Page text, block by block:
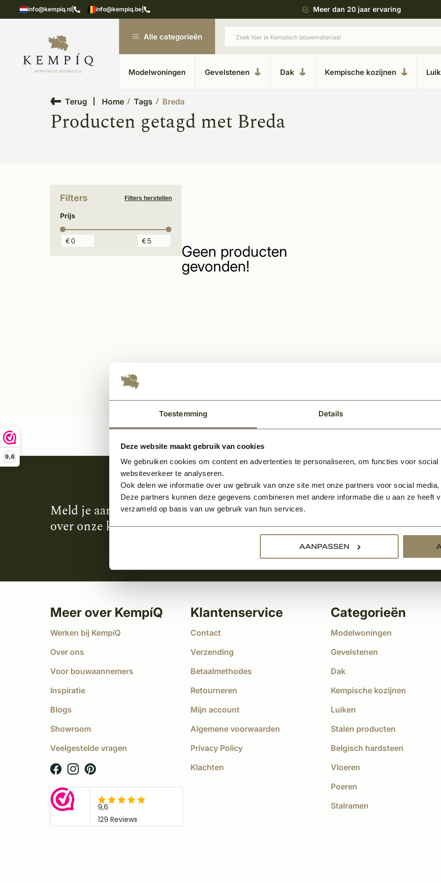
Toestemming Details
Deze website maakt gebruik van cookies
We gebruiken cookies om content en advertenties te personaliseren, om functies voor
websiteverkeer te analyseren.
Ook delen we informatie over uw gebruik van onze site met onze partners voor social
Deze partners kunnen deze gegevens combineren met andere informatie die u aan ze heeft
verzameld op basis van uw gebruik van hun services.
AANPASSEN
9,6
info@kempiq.nl info@kempiq.be
in Kesteren Unieke materialen in kempische bouwstijl Meer dan 20 jaar ervaring
Alle categorieën
Modelwoningen Gevelstenen Dak Kempische kozijnen
Terug Home Tags Breda
Producten getagd met Breda
Filters Filters herstellen
Prijs
€ €
Geen producten
gevonden!
Meld je aan en ontvang het laatste nieuws
over onze kempische bouwstijl!
Meer over KempíQ
Werken bij KempíQ
Over ons
Voor bouwaannemers
Inspiratie
Blogs
Showroom
Veelgestelde vragen
Klantenservice
Contact
Verzending
Betaalmethodes
Retourneren
Mijn account
Algemene voorwaarden
Privacy Policy
Klachten
Categorieën
Modelwoningen
Gevelstenen
Dak
Kempische kozijnen
Luiken
Stalen producten
Belgisch hardsteen
Vloeren
Poeren
Stalramen